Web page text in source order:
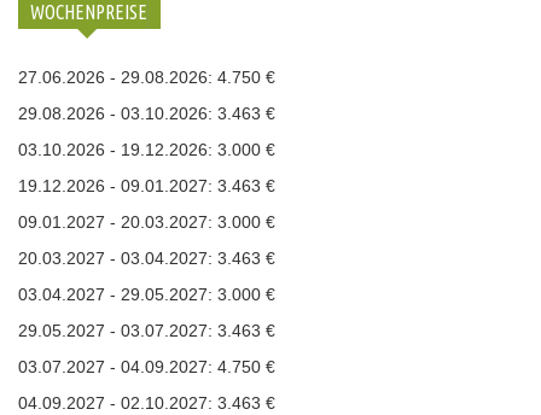
WOCHENPREISE
27.06.2026 - 29.08.2026: 4.750 €
29.08.2026 - 03.10.2026: 3.463 €
03.10.2026 - 19.12.2026: 3.000 €
19.12.2026 - 09.01.2027: 3.463 €
09.01.2027 - 20.03.2027: 3.000 €
20.03.2027 - 03.04.2027: 3.463 €
03.04.2027 - 29.05.2027: 3.000 €
29.05.2027 - 03.07.2027: 3.463 €
03.07.2027 - 04.09.2027: 4.750 €
04.09.2027 - 02.10.2027: 3.463 €